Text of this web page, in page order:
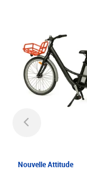
Nouvelle Attitude